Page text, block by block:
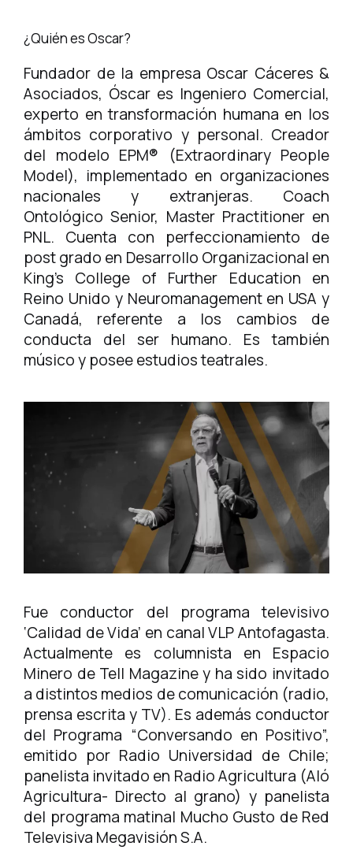
¿Quién es Oscar?
Fundador de la empresa Oscar Cáceres &
Asociados, Óscar es Ingeniero Comercial,
experto en transformación humana en los
ámbitos corporativo y personal. Creador
del modelo EPM® (Extraordinary People
Model), implementado en organizaciones
nacionales y extranjeras. Coach
Ontológico Senior, Master Practitioner en
PNL. Cuenta con perfeccionamiento de
post grado en Desarrollo Organizacional en
King’s College of Further Education en
Reino Unido y Neuromanagement en USA y
Canadá, referente a los cambios de
conducta del ser humano. Es también
músico y posee estudios teatrales.
Fue conductor del programa televisivo
‘Calidad de Vida’ en canal VLP Antofagasta.
Actualmente es columnista en Espacio
Minero de Tell Magazine y ha sido invitado
a distintos medios de comunicación (radio,
prensa escrita y TV). Es además conductor
del Programa “Conversando en Positivo”,
emitido por Radio Universidad de Chile;
panelista invitado en Radio Agricultura (Aló
Agricultura- Directo al grano) y panelista
del programa matinal Mucho Gusto de Red
Televisiva Megavisión S.A.